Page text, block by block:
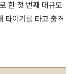
한 첫 번째 대규모
타이기를 타고 출격